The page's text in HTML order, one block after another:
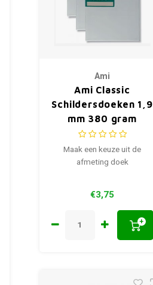
Ami
Ami Classic
Schildersdoeken 1,9
mm 380 gram
Maak een keuze uit de
afmeting doek
€3,75
+